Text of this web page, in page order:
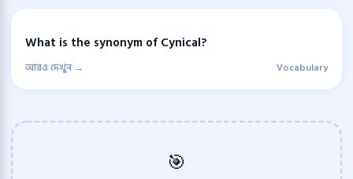
What is the synonym of Cynical?
আরও দেখুন → Vocabulary
🎯